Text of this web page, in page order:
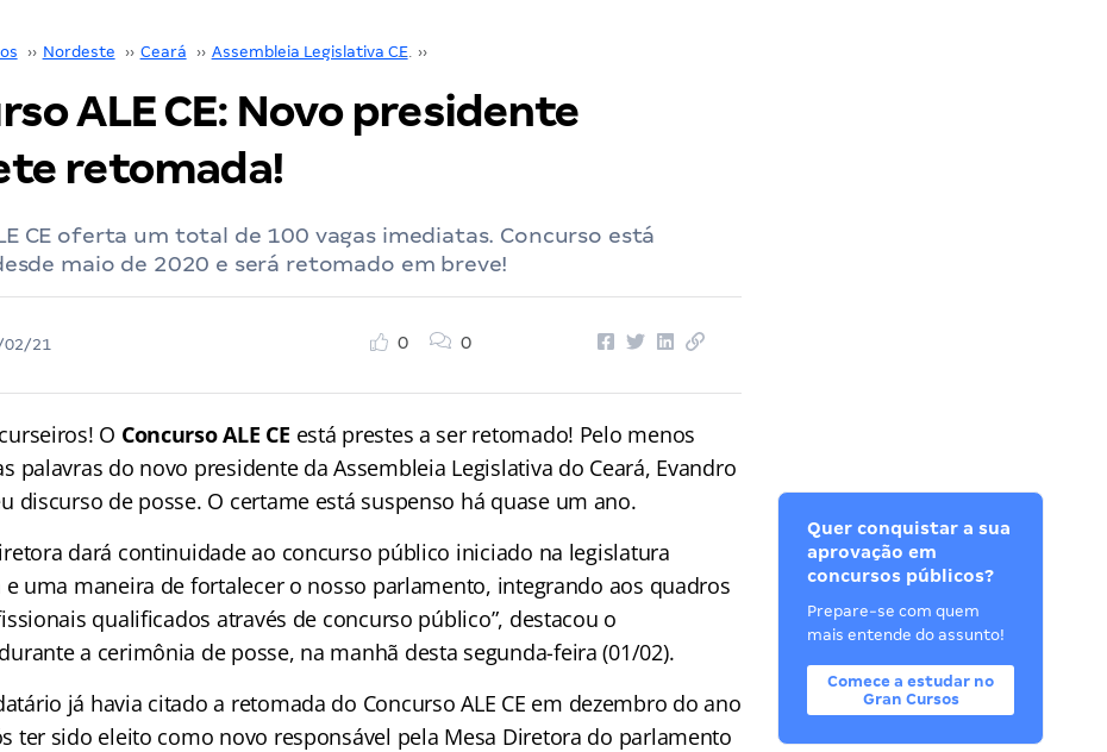
›› Nordeste ›› Ceará ›› Assembleia Legislativa CE ››
ALE CE: Novo presidente
retomada!
CE oferta um total de 100 vagas imediatas. Concurso está
maio de 2020 e será retomado em breve!
02/21
0 0
O Concurso ALE CE está prestes a ser retomado! Pelo menos
palavras do novo presidente da Assembleia Legislativa do Ceará, Evandro
discurso de posse. O certame está suspenso há quase um ano.
dará continuidade ao concurso público iniciado na legislatura
e uma maneira de fortalecer o nosso parlamento, integrando aos quadros
qualificados através de concurso público”, destacou o
a cerimônia de posse, na manhã desta segunda-feira (01/02).
já havia citado a retomada do Concurso ALE CE em dezembro do ano
ter sido eleito como novo responsável pela Mesa Diretora do parlamento
Quer conquistar a sua
aprovação em
concursos públicos?
Prepare-se com quem
mais entende do assunto!
Comece a estudar no
Gran Cursos